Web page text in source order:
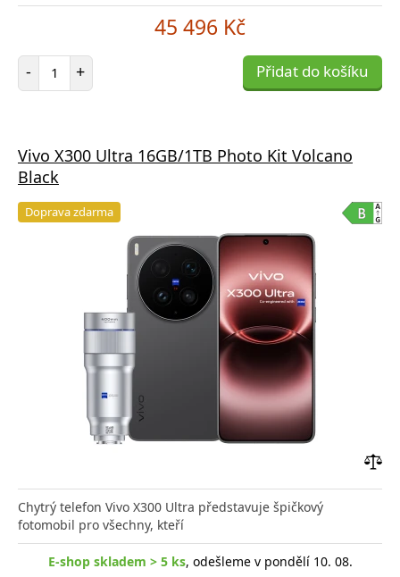
45 496 Kč
- Počet položek
+ Přidat do košíku
Vivo X300 Ultra 16GB/1TB Photo Kit Volcano
Black
Doprava zdarma
Chytrý telefon Vivo X300 Ultra představuje špičkový
fotomobil pro všechny, kteří
E-shop skladem > 5 ks, odešleme v pondělí 10. 08.